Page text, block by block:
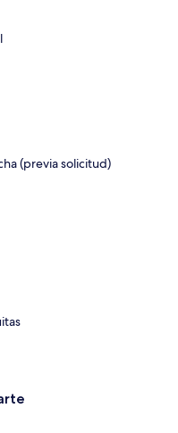
(previa solicitud)